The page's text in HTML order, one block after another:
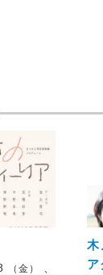
（金）
木